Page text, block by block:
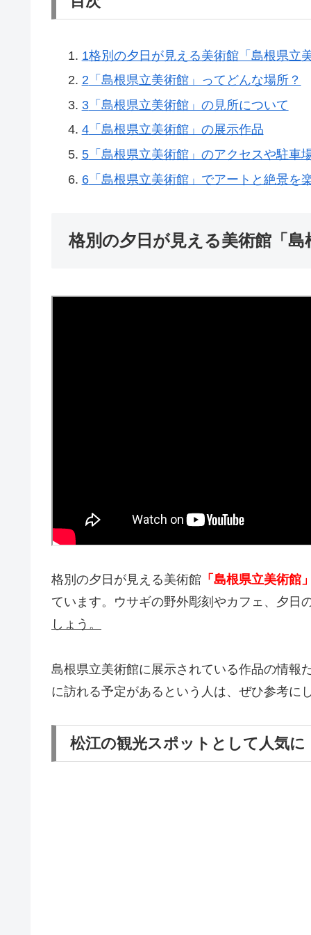
1格別の夕日が見える美術館「島根県立
2「島根県立美術館」ってどんな場所？
3「島根県立美術館」の見所について
4「島根県立美術館」の展示作品
5「島根県立美術館」のアクセスや駐車
6「島根県立美術館」でアートと絶景を
格別の夕日が見える美術館「島
格別の夕日が見える美術館 「島根県立美術館
ています。ウサギの野外彫刻やカフェ、夕日
しょう。
島根県立美術館に展示されている作品の情報
に訪れる予定があるという人は、ぜひ参考に
松江の観光スポットとして人気に